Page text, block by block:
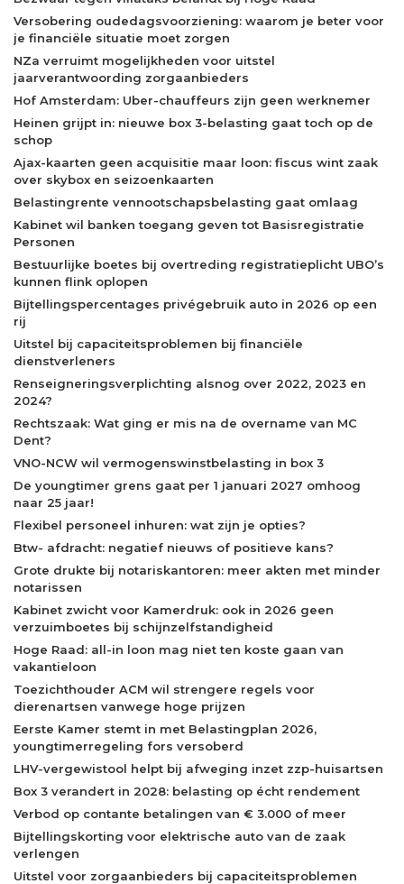
Versobering oudedagsvoorziening: waarom je beter voor
je financiële situatie moet zorgen
NZa verruimt mogelijkheden voor uitstel
jaarverantwoording zorgaanbieders
Hof Amsterdam: Uber-chauffeurs zijn geen werknemer
Heinen grijpt in: nieuwe box 3-belasting gaat toch op de
schop
Ajax-kaarten geen acquisitie maar loon: fiscus wint zaak
over skybox en seizoenkaarten
Belastingrente vennootschapsbelasting gaat omlaag
Kabinet wil banken toegang geven tot Basisregistratie
Personen
Bestuurlijke boetes bij overtreding registratieplicht UBO’s
kunnen flink oplopen
Bijtellingspercentages privégebruik auto in 2026 op een
rij
Uitstel bij capaciteitsproblemen bij financiële
dienstverleners
Renseigneringsverplichting alsnog over 2022, 2023 en
2024?
Rechtszaak: Wat ging er mis na de overname van MC
Dent?
VNO-NCW wil vermogenswinstbelasting in box 3
De youngtimer grens gaat per 1 januari 2027 omhoog
naar 25 jaar!
Flexibel personeel inhuren: wat zijn je opties?
Btw- afdracht: negatief nieuws of positieve kans?
Grote drukte bij notariskantoren: meer akten met minder
notarissen
Kabinet zwicht voor Kamerdruk: ook in 2026 geen
verzuimboetes bij schijnzelfstandigheid
Hoge Raad: all-in loon mag niet ten koste gaan van
vakantieloon
Toezichthouder ACM wil strengere regels voor
dierenartsen vanwege hoge prijzen
Eerste Kamer stemt in met Belastingplan 2026,
youngtimerregeling fors versoberd
LHV-vergewistool helpt bij afweging inzet zzp-huisartsen
Box 3 verandert in 2028: belasting op écht rendement
Verbod op contante betalingen van € 3.000 of meer
Bijtellingskorting voor elektrische auto van de zaak
verlengen
Uitstel voor zorgaanbieders bij capaciteitsproblemen